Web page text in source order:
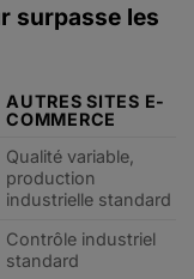
surpasse les
AUTRES SITES E-
COMMERCE
Qualité variable,
production
industrielle standard
Contrôle industriel
standard